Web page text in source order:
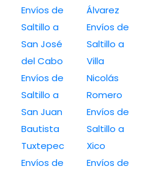
Envíos de
Saltillo a
San José
del Cabo
Envíos de
Saltillo a
San Juan
Bautista
Tuxtepec
Envíos de
Álvarez
Envíos de
Saltillo a
Villa
Nicolás
Romero
Envíos de
Saltillo a
Xico
Envíos de